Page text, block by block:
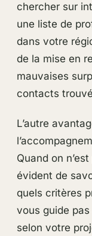
chercher sur
une liste de
dans votre
de la mise en
mauvaises
contacts
L’autre
Quand on
évident de
quels critères
vous guide
selon votre